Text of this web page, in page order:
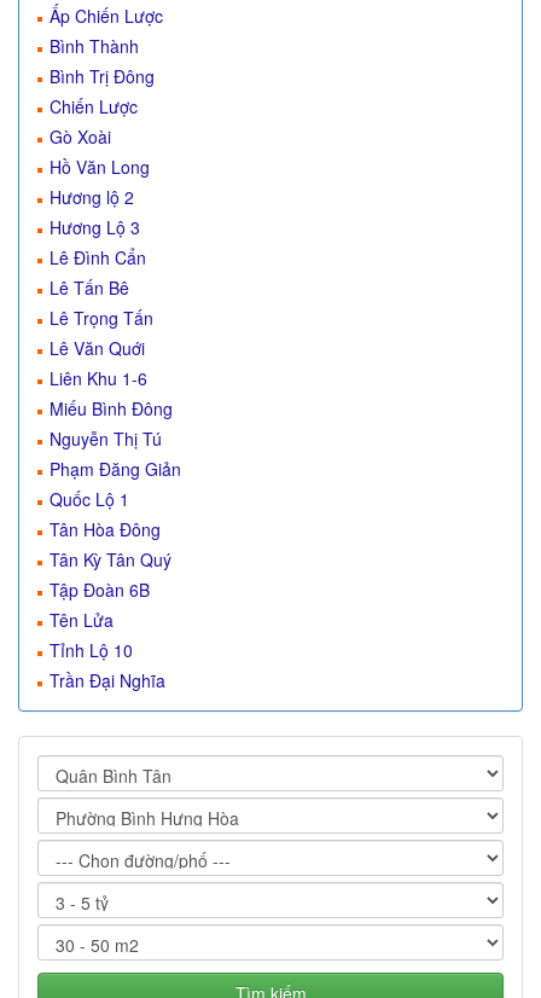
Ấp Chiến Lược
Bình Thành
Bình Trị Đông
Chiến Lược
Gò Xoài
Hồ Văn Long
Hương lộ 2
Hương Lộ 3
Lê Đình Cẩn
Lê Tấn Bê
Lê Trọng Tấn
Lê Văn Quới
Liên Khu 1-6
Miếu Bình Đông
Nguyễn Thị Tú
Phạm Đăng Giản
Quốc Lộ 1
Tân Hòa Đông
Tân Kỳ Tân Quý
Tập Đoàn 6B
Tên Lửa
Tỉnh Lộ 10
Trần Đại Nghĩa
Tìm kiếm